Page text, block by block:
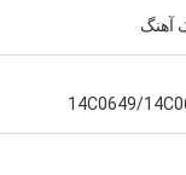
آهنگ
14C0649/